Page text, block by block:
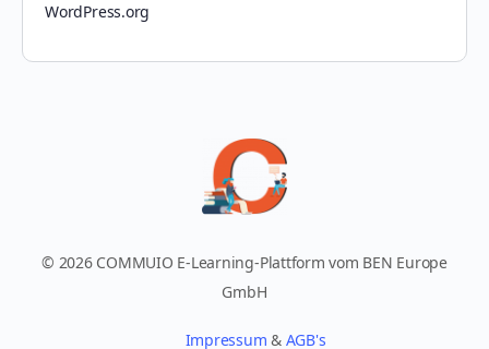
WordPress.org
© 2026 COMMUIO E-Learning-Plattform vom BEN Europe
GmbH
Impressum & AGB's